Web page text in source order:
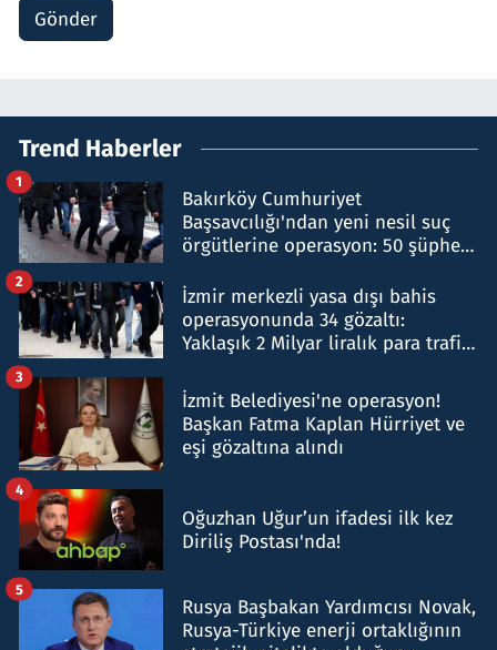
Gönder
Trend Haberler
Bakırköy Cumhuriyet
Başsavcılığı'ndan yeni nesil suç
örgütlerine operasyon: 50 şüpheli
1
İzmir merkezli yasa dışı bahis
operasyonunda 34 gözaltı:
Yaklaşık 2 Milyar liralık para trafiği
2
İzmit Belediyesi'ne operasyon!
Başkan Fatma Kaplan Hürriyet ve
eşi gözaltına alındı
3
Oğuzhan Uğur’un ifadesi ilk kez
Diriliş Postası'nda!
4
Rusya Başbakan Yardımcısı Novak,
Rusya-Türkiye enerji ortaklığının
5